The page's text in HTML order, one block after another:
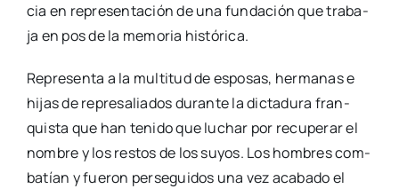
cia en repre­sen­ta­ción de una fun­da­ción que tra­ba­
ja en pos de la memo­ria his­tó­ri­ca.
Repre­sen­ta a la mul­ti­tud de espo­sas, her­ma­nas e
hijas de repre­sa­lia­dos duran­te la dic­ta­du­ra fran­
quis­ta que han teni­do que luchar por recu­pe­rar el
nom­bre y los res­tos de los suyos. Los hom­bres com­
ba­tían y fue­ron per­se­gui­dos una vez aca­ba­do el